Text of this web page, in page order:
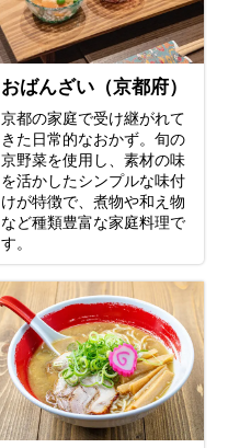
おばんざい（京都府）
京都の家庭で受け継がれて
きた日常的なおかず。旬の
京野菜を使用し、素材の味
を活かしたシンプルな味付
けが特徴で、煮物や和え物
など種類豊富な家庭料理で
す。